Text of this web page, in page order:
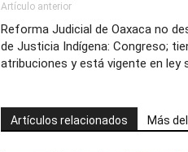
Artículo anterior
Reforma Judicial de Oaxaca no
de Justicia Indígena: Congreso;
atribuciones y está vigente en ley
Artículos relacionados Más